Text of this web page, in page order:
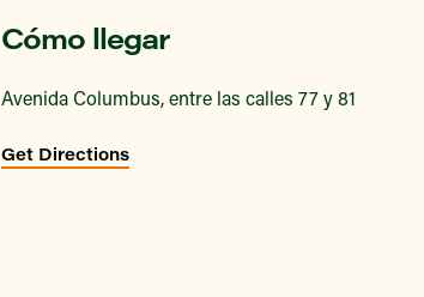
Cómo llegar
Avenida Columbus, entre las calles 77 y 81
Get Directions